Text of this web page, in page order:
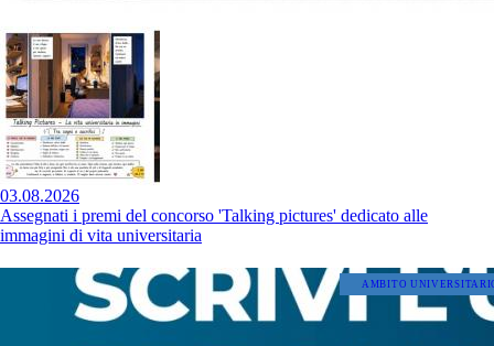
03.08.2026
Assegnati i premi del concorso 'Talking pictures' dedicato alle
immagini di vita universitaria
AMBITO